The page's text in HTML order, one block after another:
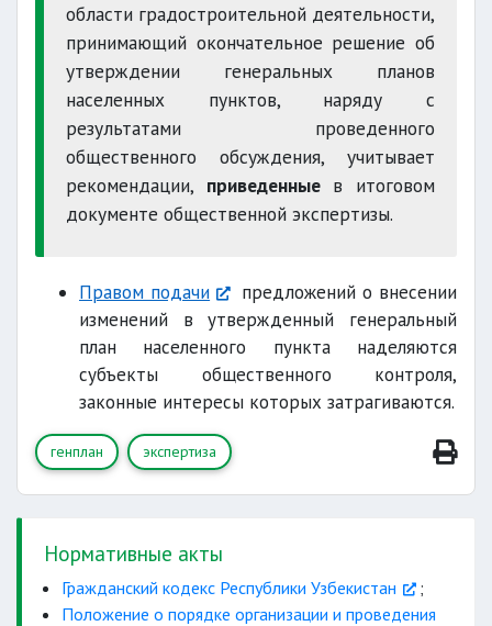
области градостроительной деятельности,
принимающий окончательное решение об
утверждении генеральных планов
населенных пунктов, наряду с
результатами проведенного
общественного обсуждения, учитывает
рекомендации, приведенные в итоговом
документе общественной экспертизы.
Правом подачи
предложений о внесении
изменений в утвержденный генеральный
план населенного пункта наделяются
субъекты общественного контроля,
законные интересы которых затрагиваются.
генплан экспертиза
Нормативные акты
Гражданский кодекс Республики Узбекистан
;
Положение о порядке организации и проведения